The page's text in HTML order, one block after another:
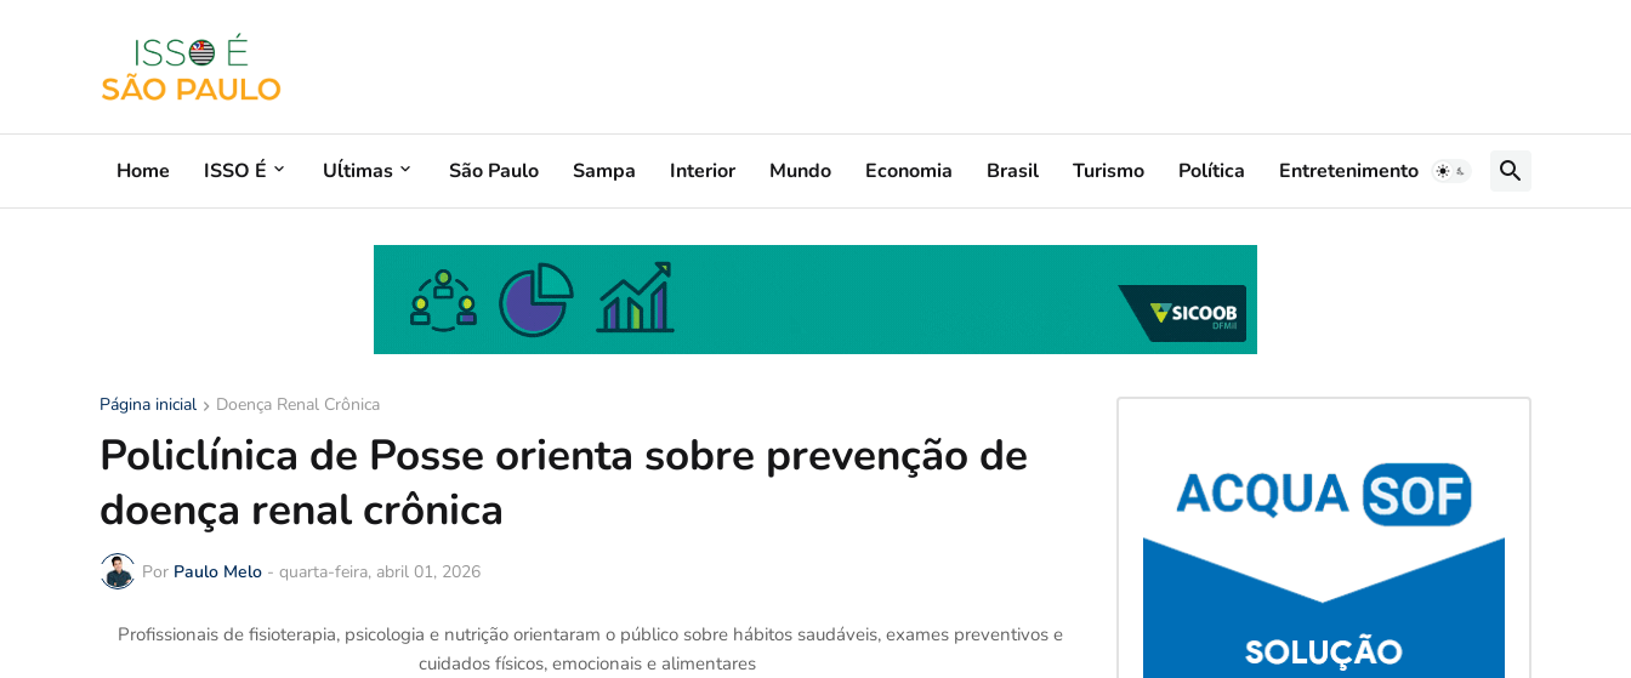
Home ISSO É Uĺtimas São Paulo Sampa Interior Mundo Economia Brasil Turismo Política Entretenimento
Página inicial Doença Renal Crônica
Policlínica de Posse orienta sobre prevenção de
doença renal crônica
Por Paulo Melo - quarta-feira, abril 01, 2026
Profissionais de fisioterapia, psicologia e nutrição orientaram o público sobre hábitos saudáveis, exames preventivos e
cuidados físicos, emocionais e alimentares